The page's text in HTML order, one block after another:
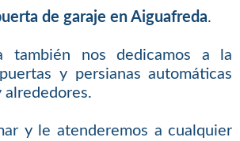
de garaje en Aiguafreda.
también nos dedicamos a la
y persianas automáticas
alrededores.
y le atenderemos a cualquier